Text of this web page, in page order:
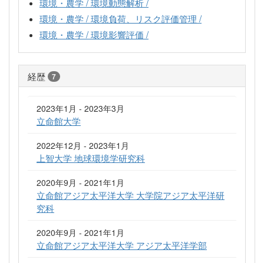
環境・農学 / 環境負荷、リスク評価管理 /
環境・農学 / 環境影響評価 /
経歴 7
2023年1月 - 2023年3月
立命館大学
2022年12月 - 2023年1月
上智大学 地球環境学研究科
2020年9月 - 2021年1月
立命館アジア太平洋大学 大学院アジア太平洋研
究科
2020年9月 - 2021年1月
立命館アジア太平洋大学 アジア太平洋学部